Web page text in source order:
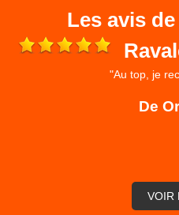
Les avis
"Au top, je
De
VOIR